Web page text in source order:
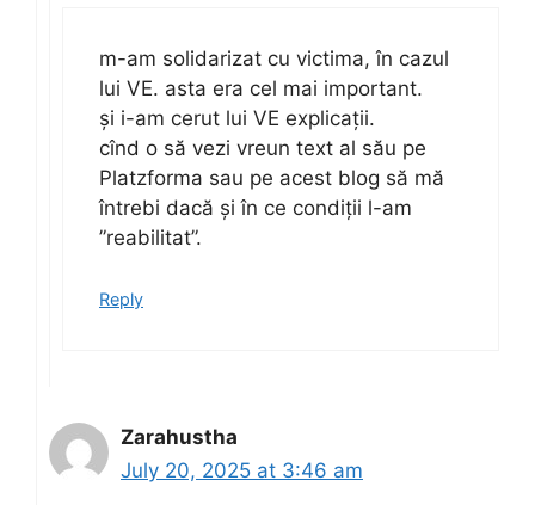
m-am solidarizat cu victima, în cazul
lui VE. asta era cel mai important.
și i-am cerut lui VE explicații.
cînd o să vezi vreun text al său pe
Platzforma sau pe acest blog să mă
întrebi dacă și în ce condiții l-am
”reabilitat”.
Reply
Zarahustha
July 20, 2025 at 3:46 am